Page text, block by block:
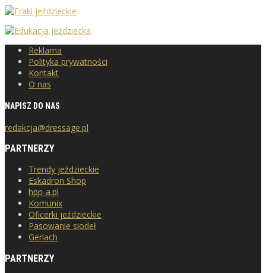
Reklama
Polityka prywatności
Kontakt
O nas
NAPISZ DO NAS
redakcja@dressage.pl
PARTNERZY
Trendy jeździeckie
Eskadron Shop
hpp-a.pl
Komunix
Oficerki jeździeckie
Pasowanie siodeł
Gerlach
PARTNERZY